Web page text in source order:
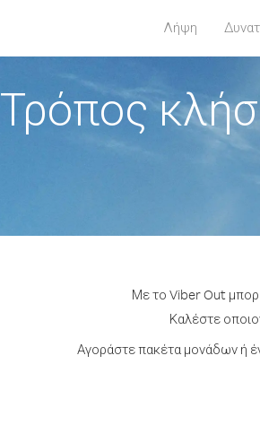
Λήψη
Τρόπος
Με το Viber Out
Καλέστε
Αγοράστε πακέτα μονάδων ή